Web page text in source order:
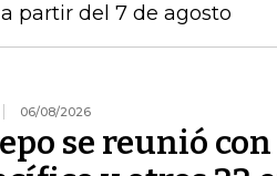
partir del 7 de agosto
06/08/2026
se reunió